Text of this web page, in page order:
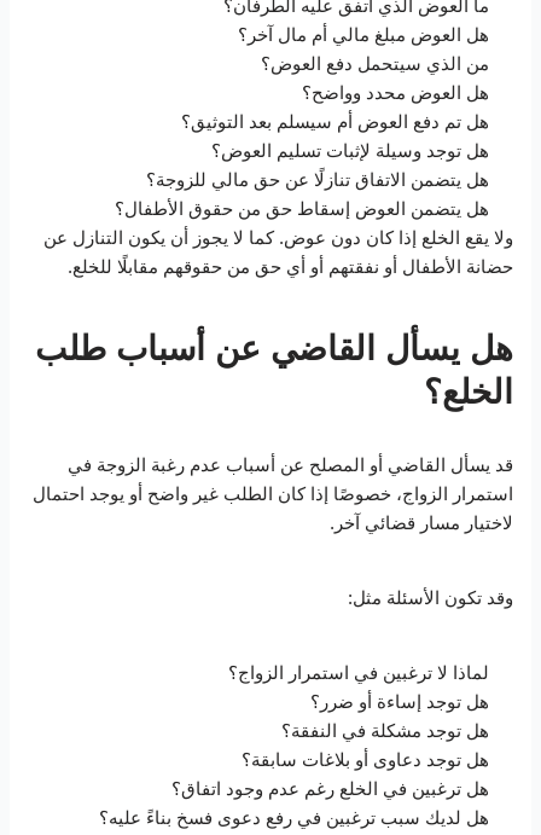
ما العوض الذي اتفق عليه الطرفان؟
هل العوض مبلغ مالي أم مال آخر؟
من الذي سيتحمل دفع العوض؟
هل العوض محدد وواضح؟
هل تم دفع العوض أم سيسلم بعد التوثيق؟
هل توجد وسيلة لإثبات تسليم العوض؟
هل يتضمن الاتفاق تنازلًا عن حق مالي للزوجة؟
هل يتضمن العوض إسقاط حق من حقوق الأطفال؟
ولا يقع الخلع إذا كان دون عوض. كما لا يجوز أن يكون التنازل عن
حضانة الأطفال أو نفقتهم أو أي حق من حقوقهم مقابلًا للخلع.
هل يسأل القاضي عن أسباب طلب
الخلع؟
قد يسأل القاضي أو المصلح عن أسباب عدم رغبة الزوجة في
استمرار الزواج، خصوصًا إذا كان الطلب غير واضح أو يوجد احتمال
لاختيار مسار قضائي آخر.
وقد تكون الأسئلة مثل:
لماذا لا ترغبين في استمرار الزواج؟
هل توجد إساءة أو ضرر؟
هل توجد مشكلة في النفقة؟
هل توجد دعاوى أو بلاغات سابقة؟
هل ترغبين في الخلع رغم عدم وجود اتفاق؟
هل لديك سبب ترغبين في رفع دعوى فسخ بناءً عليه؟